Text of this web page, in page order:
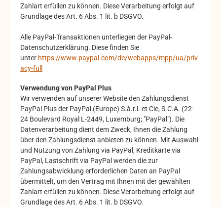
Zahlart erfüllen zu können. Diese Verarbeitung erfolgt auf
Grundlage des Art. 6 Abs. 1 lit. b DSGVO.
Alle PayPal-Transaktionen unterliegen der PayPal-
Datenschutzerklärung. Diese finden Sie
unter https://www.paypal.com/de/webapps/mpp/ua/priv
acy-full
Verwendung von PayPal Plus
Wir verwenden auf unserer Website den Zahlungsdienst
PayPal Plus der PayPal (Europe) S.à.r.l. et Cie, S.C.A. (22-
24 Boulevard Royal L-2449, Luxemburg; "PayPal"). Die
Datenverarbeitung dient dem Zweck, Ihnen die Zahlung
über den Zahlungsdienst anbieten zu können. Mit Auswahl
und Nutzung von Zahlung via PayPal, Kreditkarte via
PayPal, Lastschrift via PayPal werden die zur
Zahlungsabwicklung erforderlichen Daten an PayPal
übermittelt, um den Vertrag mit Ihnen mit der gewählten
Zahlart erfüllen zu können. Diese Verarbeitung erfolgt auf
Grundlage des Art. 6 Abs. 1 lit. b DSGVO.